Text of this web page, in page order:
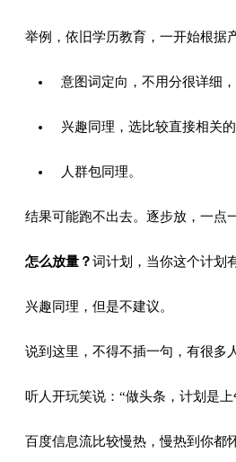
举例，依旧学历教育，一开始根据
意图词定向，不用分很详细
兴趣同理，选比较直接相关的
人群包同理。
结果可能跑不出去。逐步放，一点
怎么放量？词计划，当你这个计划
兴趣同理，但是不建议。
说到这里，不得不插一句，有很多
听人开玩笑说：“做头条，计划是
百度信息流比较慢热，慢热到你都